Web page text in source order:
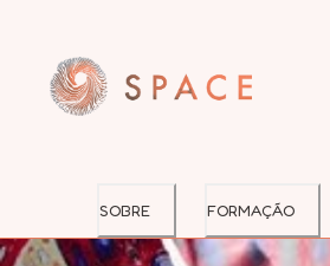
SOBRE FORMAÇÃO